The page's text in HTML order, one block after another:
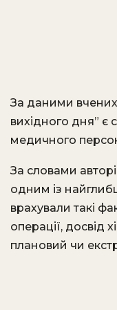
За даними
вихідного дня” є
медичного
За словами
одним із
врахували такі
операції, досвід
плановий чи